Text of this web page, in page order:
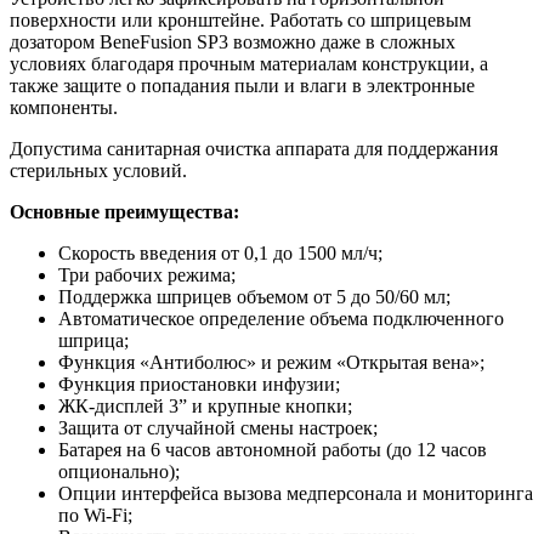
поверхности или кронштейне. Работать со шприцевым
дозатором BeneFusion SP3 возможно даже в сложных
условиях благодаря прочным материалам конструкции, а
также защите о попадания пыли и влаги в электронные
компоненты.
Допустима санитарная очистка аппарата для поддержания
стерильных условий.
Основные преимущества:
Скорость введения от 0,1 до 1500 мл/ч;
Три рабочих режима;
Поддержка шприцев объемом от 5 до 50/60 мл;
Автоматическое определение объема подключенного
шприца;
Функция «Антиболюс» и режим «Открытая вена»;
Функция приостановки инфузии;
ЖК-дисплей 3” и крупные кнопки;
Защита от случайной смены настроек;
Батарея на 6 часов автономной работы (до 12 часов
опционально);
Опции интерфейса вызова медперсонала и мониторинга
по Wi-Fi;